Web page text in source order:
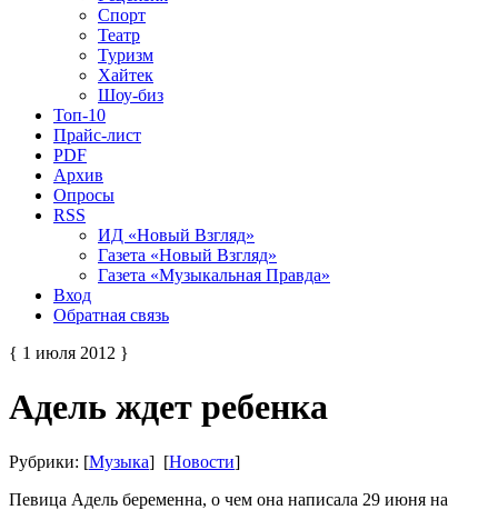
Спорт
Театр
Туризм
Хайтек
Шоу-биз
Топ-10
Прайс-лист
PDF
Архив
Опросы
RSS
ИД «Новый Взгляд»
Газета «Новый Взгляд»
Газета «Музыкальная Правда»
Вход
Обратная связь
{ 1 июля 2012 }
Адель ждет ребенка
Рубрики: [Музыка] [Новости]
Певица Адель беременна, о чем она написала 29 июня на